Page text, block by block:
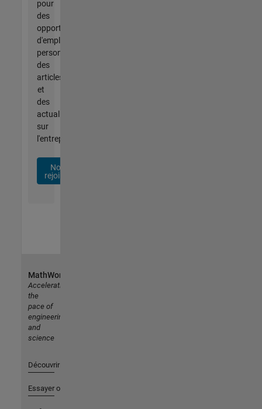
pour
des
opportunités
d'emploi
personnalisées,
des
articles
et
des
actualités
sur
l'entreprise.
Nous
rejoindre
MathWorks
Accelerating
the
pace of
engineering
and
science
Découvrir les produits
Essayer ou acheter